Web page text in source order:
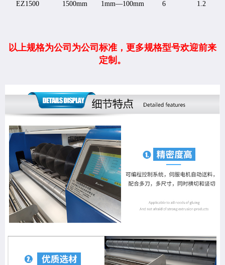
EZ1500 1500mm 1mm—100mm 6 1.2
以上规格为公司为公司标准，更多规格型号欢迎前来
定制。